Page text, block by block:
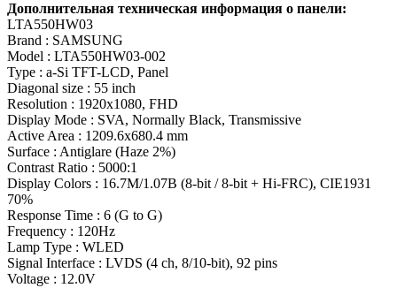
Дополнительная техническая информация о панели:
LTA550HW03
Brand : SAMSUNG
Model : LTA550HW03-002
Type : a-Si TFT-LCD, Panel
Diagonal size : 55 inch
Resolution : 1920x1080, FHD
Display Mode : SVA, Normally Black, Transmissive
Active Area : 1209.6x680.4 mm
Surface : Antiglare (Haze 2%)
Contrast Ratio : 5000:1
Display Colors : 16.7M/1.07B (8-bit / 8-bit + Hi-FRC), CIE1931
70%
Response Time : 6 (G to G)
Frequency : 120Hz
Lamp Type : WLED
Signal Interface : LVDS (4 ch, 8/10-bit), 92 pins
Voltage : 12.0V